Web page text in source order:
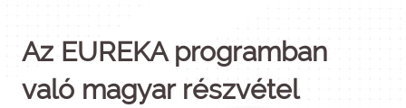
Az EUREKA programban
való magyar részvétel